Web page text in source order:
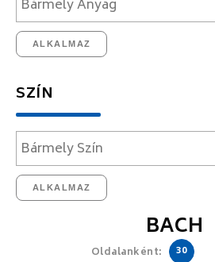
ALKALMAZ
SZÍN
ALKALMAZ
BACH
Oldalanként: 30